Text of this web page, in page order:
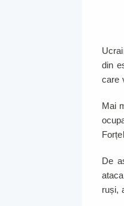
din
care
Mai
De
ruși,